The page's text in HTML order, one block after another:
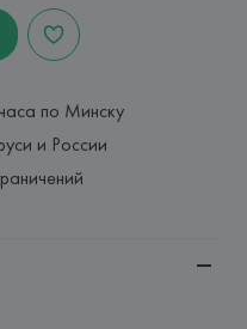
по Минску
и России